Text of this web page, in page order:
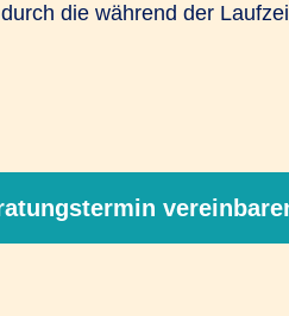
die während der